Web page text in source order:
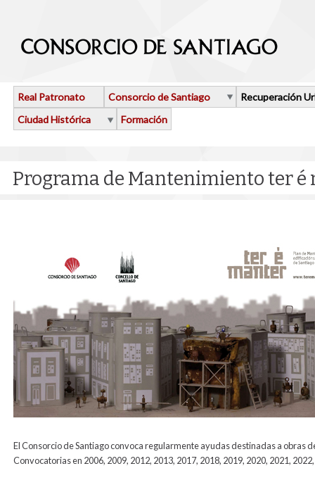
Real Patronato Consorcio de Santiago
Recuperación
Ciudad Histórica
Formación
Programa de Mantenimiento ter é
El Consorcio de Santiago convoca regularmente ayudas destinadas a obras
Convocatorias en 2006, 2009, 2012, 2013, 2017, 2018, 2019, 2020, 2021,